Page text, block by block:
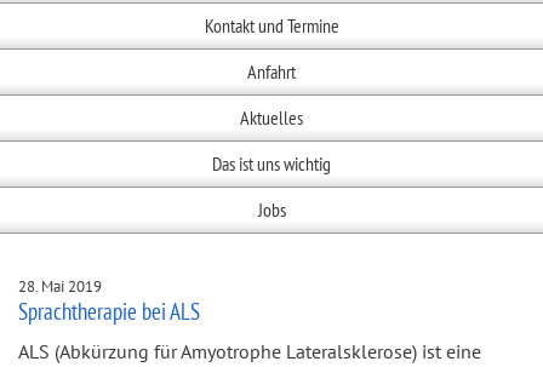
Kontakt und Termine
Anfahrt
Aktuelles
Das ist uns wichtig
Jobs
28. Mai 2019
Sprachtherapie bei ALS
ALS (Abkürzung für Amyotrophe Lateralsklerose) ist eine